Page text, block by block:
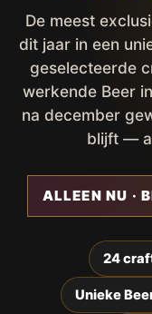
De meest
dit jaar in een
geselecteerde
werkende Beer
na december
blijft —
ALLEEN NU ·
24
Unieke